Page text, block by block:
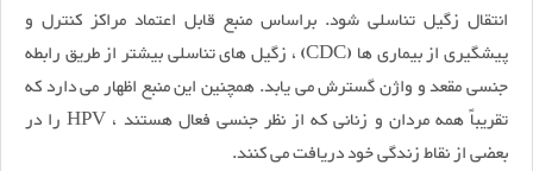
انتقال زگیل تناسلی شود. براساس منبع قابل اعتماد مراکز کنترل و
پیشگیری از بیماری ها (CDC) ، زگیل های تناسلی بیشتر از طریق رابطه
جنسی مقعد و واژن گسترش می یابد. همچنین این منبع اظهار می دارد که
تقریباً همه مردان و زنانی که از نظر جنسی فعال هستند ، HPV را در
بعضی از نقاط زندگی خود دریافت می کنند.